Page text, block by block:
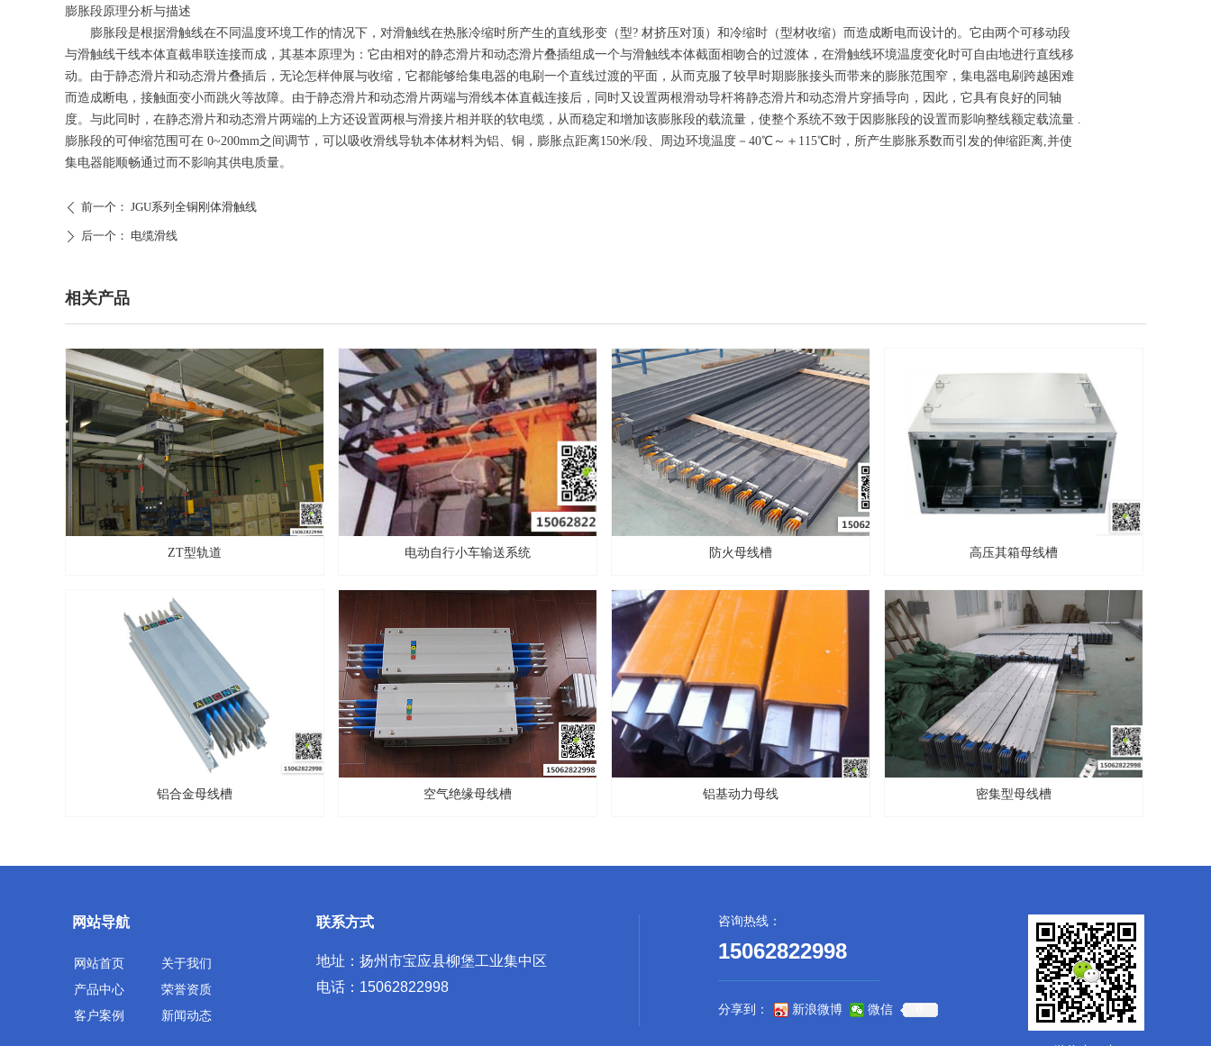
膨胀段原理分析与描述
膨胀段是根据滑触线在不同温度环境工作的情况下，对滑触线在热胀冷缩时所产生的直线形变（型? 材挤压对顶）和冷缩时（型材收缩）而造成断电而设计的。它由两个可移动段
与滑触线干线本体直截串联连接而成，其基本原理为：它由相对的静态滑片和动态滑片叠插组成一个与滑触线本体截面相吻合的过渡体，在滑触线环境温度变化时可自由地进行直线移
动。由于静态滑片和动态滑片叠插后，无论怎样伸展与收缩，它都能够给集电器的电刷一个直线过渡的平面，从而克服了较早时期膨胀接头而带来的膨胀范围窄，集电器电刷跨越困难
而造成断电，接触面变小而跳火等故障。由于静态滑片和动态滑片两端与滑线本体直截连接后，同时又设置两根滑动导杆将静态滑片和动态滑片穿插导向，因此，它具有良好的同轴
度。与此同时，在静态滑片和动态滑片两端的上方还设置两根与滑接片相并联的软电缆，从而稳定和增加该膨胀段的载流量，使整个系统不致于因膨胀段的设置而影响整线额定载流量 .
膨胀段的可伸缩范围可在 0~200mm之间调节，可以吸收滑线导轨本体材料为铝、铜，膨胀点距离150米/段、周边环境温度－40℃～＋115℃时，所产生膨胀系数而引发的伸缩距离,并使
集电器能顺畅通过而不影响其供电质量。
ꄴ 前一个： JGU系列全铜刚体滑触线
ꄲ 后一个： 电缆滑线
相关产品
ZT型轨道 电动自行小车输送系统 防火母线槽 高压其箱母线槽
铝合金母线槽 空气绝缘母线槽 铝基动力母线 密集型母线槽
网站导航
网站首页
产品中心
客户案例
关于我们
荣誉资质
新闻动态
联系方式
地址：扬州市宝应县柳堡工业集中区
电话：15062822998
咨询热线：
15062822998
分享到： 新浪微博 微信